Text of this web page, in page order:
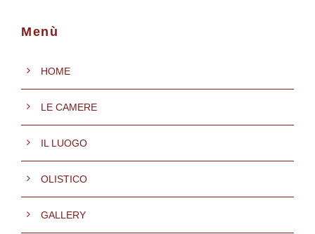
Menù
HOME
LE CAMERE
IL LUOGO
OLISTICO
GALLERY